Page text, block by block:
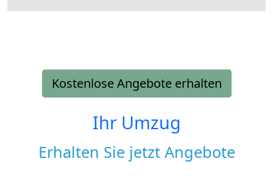
Kostenlose Angebote erhalten
Ihr Umzug
Erhalten Sie jetzt Angebote